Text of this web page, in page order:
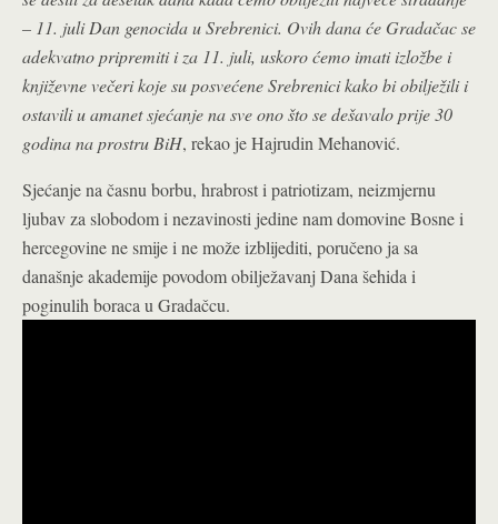
– 11. juli Dan genocida u Srebrenici. Ovih dana će Gradačac se
adekvatno pripremiti i za 11. juli, uskoro ćemo imati izložbe i
književne večeri koje su posvećene Srebrenici kako bi obilježili i
ostavili u amanet sjećanje na sve ono što se dešavalo prije 30
godina na prostru BiH, rekao jeHajrudin Mehanović.
Sjećanje na časnu borbu, hrabrost i patriotizam, neizmjernu
ljubav za slobodom i nezavinosti jedine nam domovine Bosne i
hercegovine ne smije i ne može izblijediti, poručeno ja sa
današnje akademije povodom obilježavanj Dana šehida i
poginulih boraca u Gradačcu.